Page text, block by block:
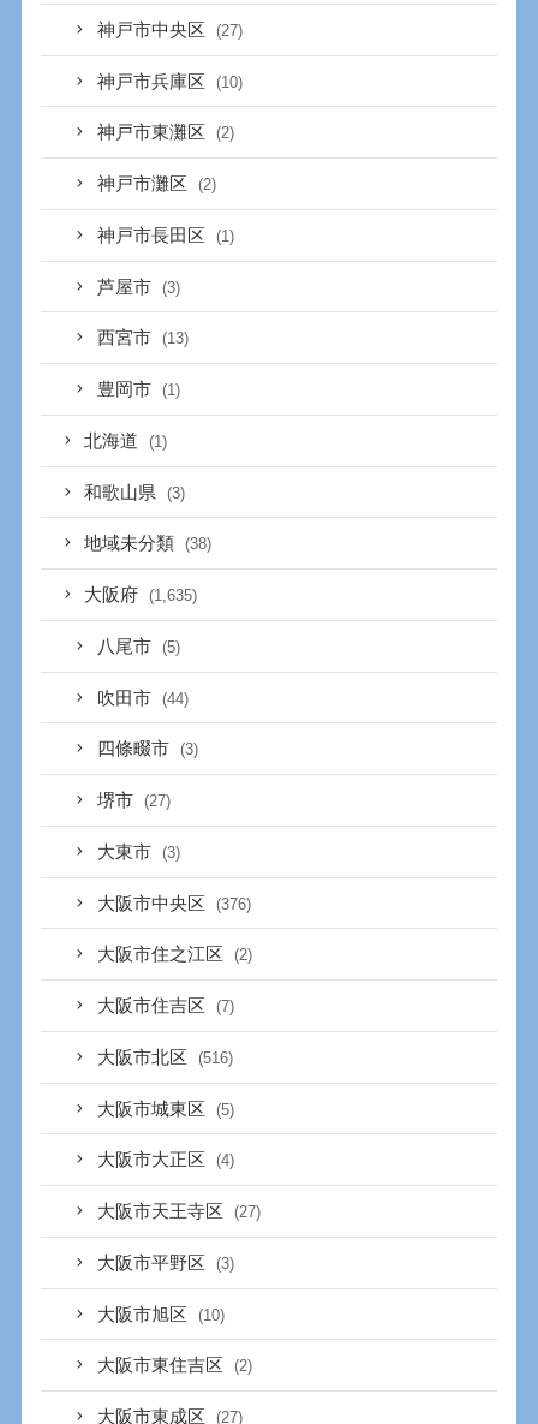
神戸市中央区 (27)
神戸市兵庫区 (10)
神戸市東灘区 (2)
神戸市灘区 (2)
神戸市長田区 (1)
芦屋市 (3)
西宮市 (13)
豊岡市 (1)
北海道 (1)
和歌山県 (3)
地域未分類 (38)
大阪府 (1,635)
八尾市 (5)
吹田市 (44)
四條畷市 (3)
堺市 (27)
大東市 (3)
大阪市中央区 (376)
大阪市住之江区 (2)
大阪市住吉区 (7)
大阪市北区 (516)
大阪市城東区 (5)
大阪市大正区 (4)
大阪市天王寺区 (27)
大阪市平野区 (3)
大阪市旭区 (10)
大阪市東住吉区 (2)
大阪市東成区 (27)